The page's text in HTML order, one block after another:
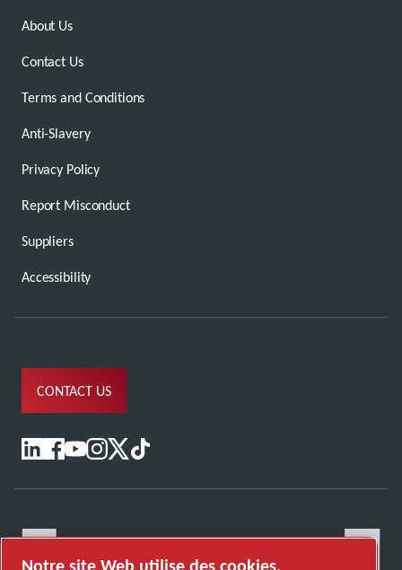
About Us
Contact Us
Terms and Conditions
Anti-Slavery
Privacy Policy
Report Misconduct
Suppliers
Accessibility
CONTACT US